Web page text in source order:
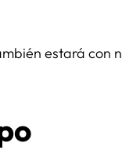
estará con